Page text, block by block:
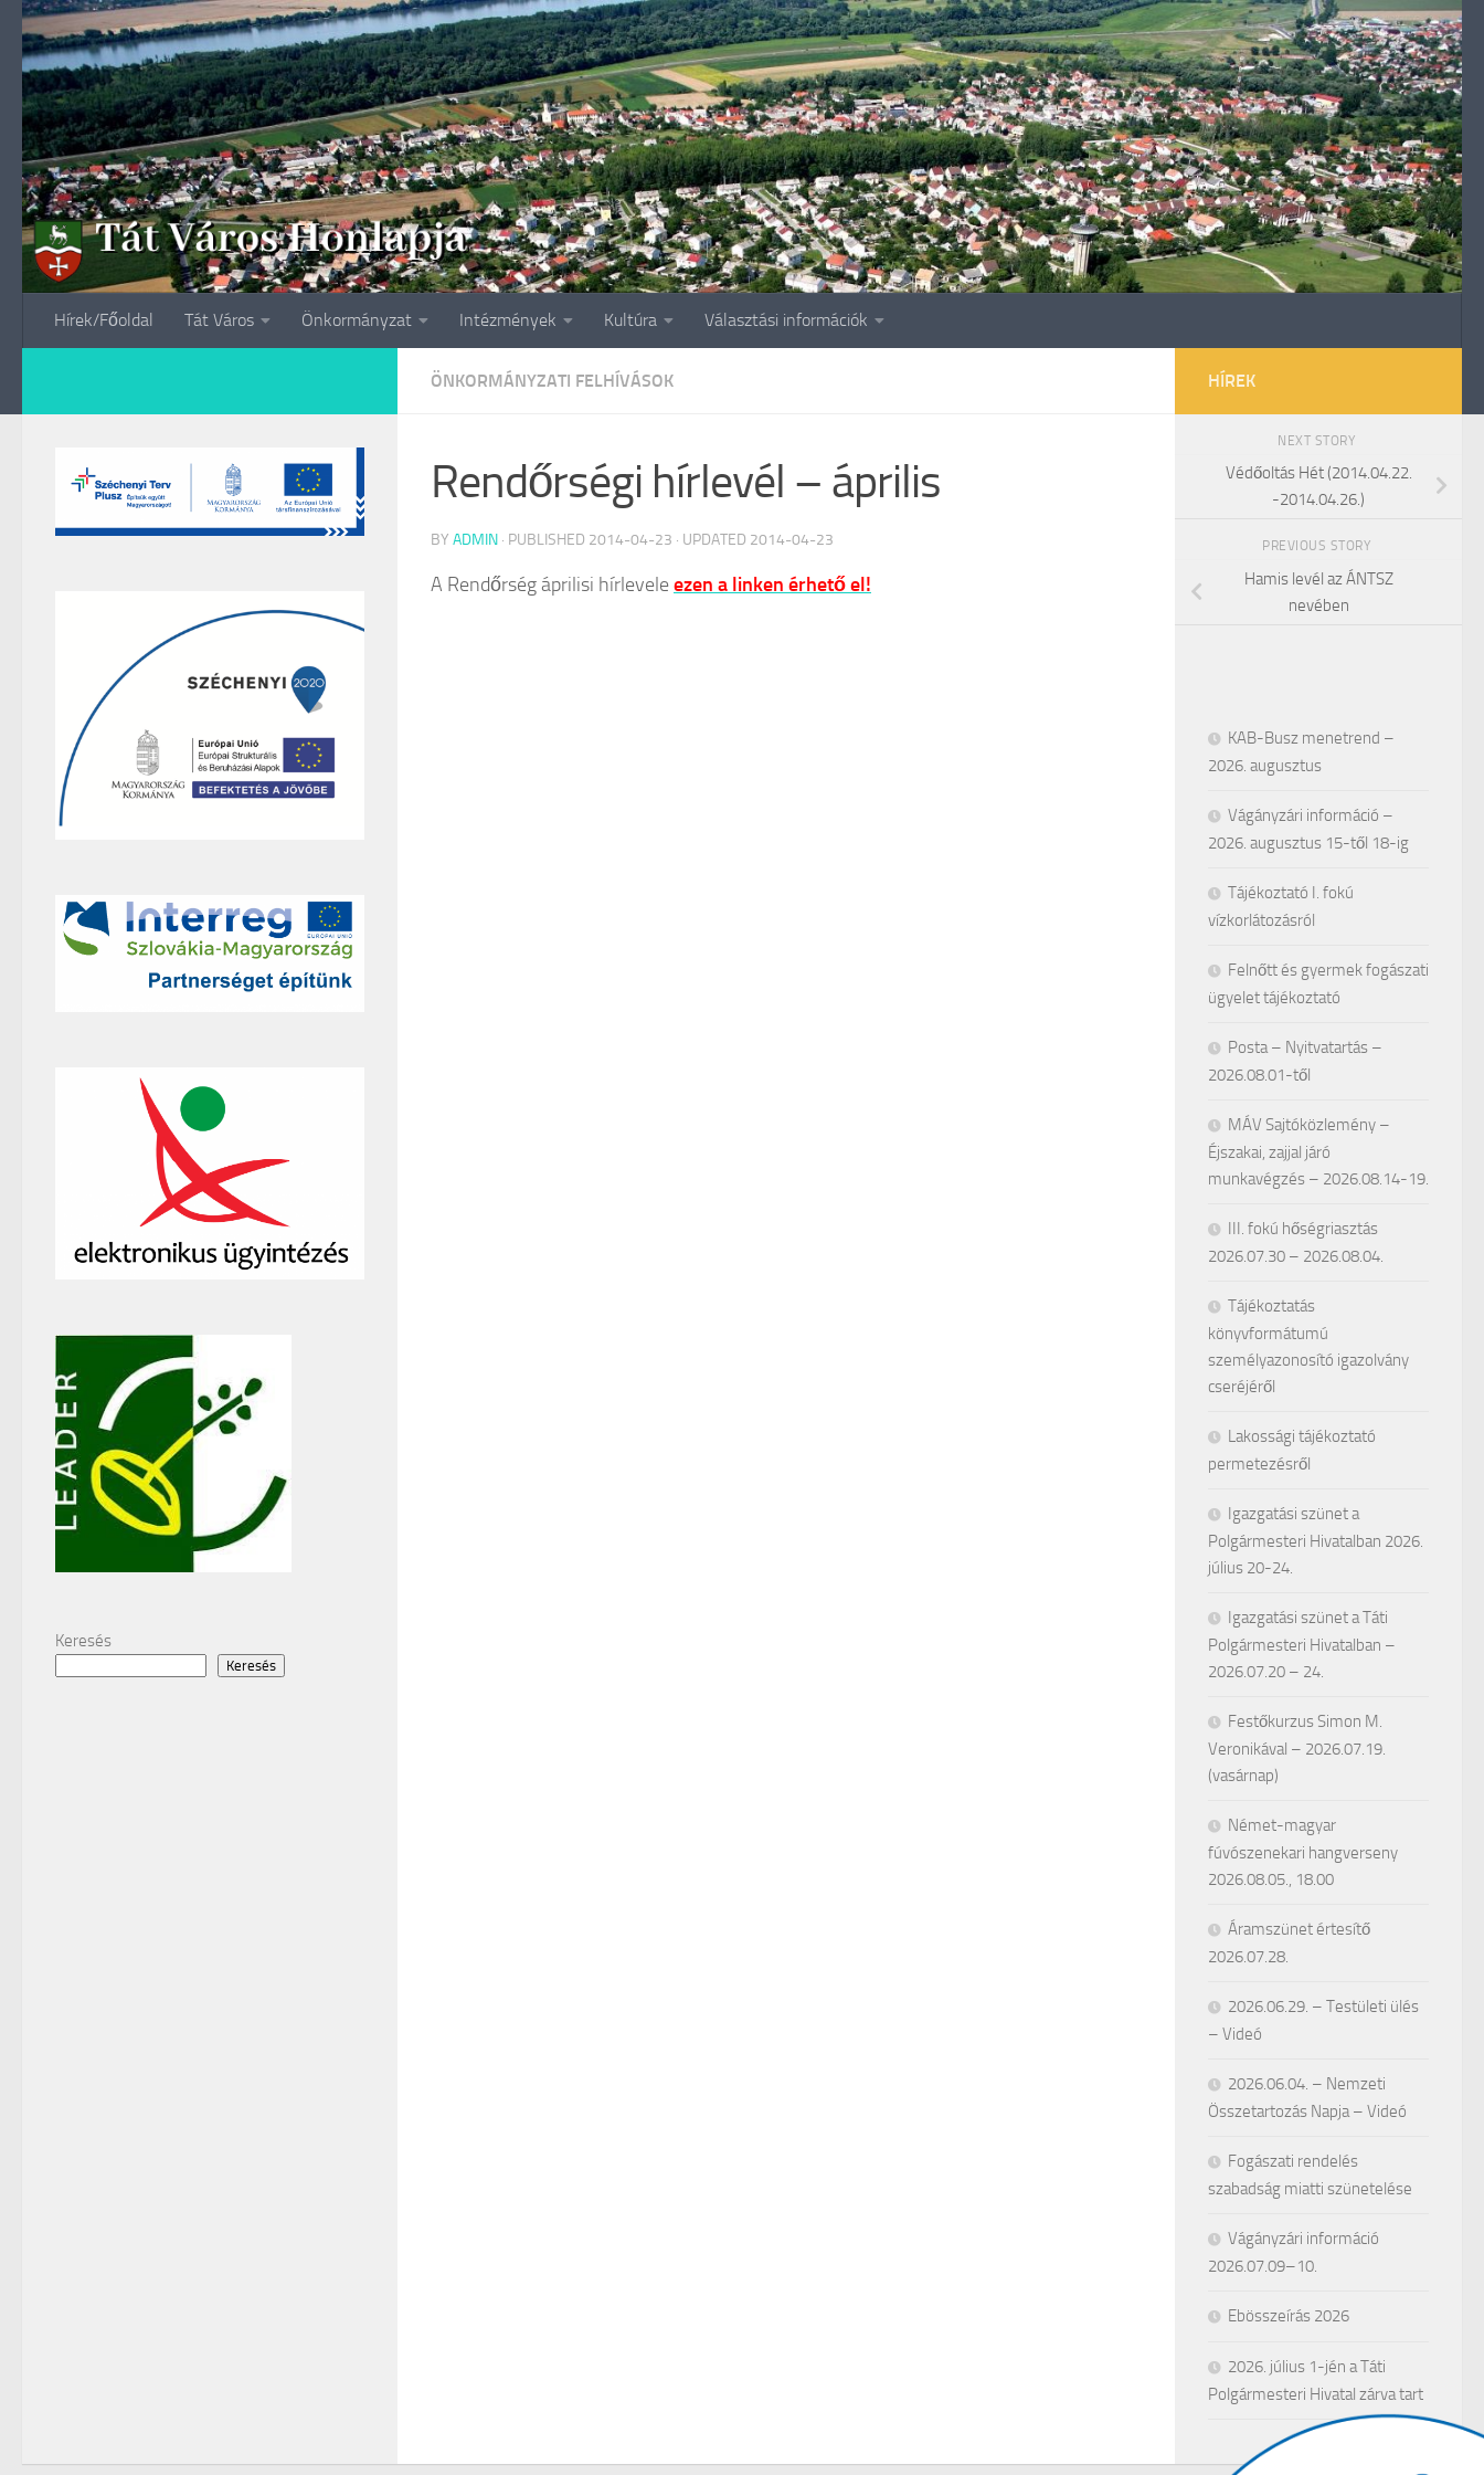
Skip to content
Hírek/Főoldal Tát Város Önkormányzat Intézmények Kultúra Választási információk
ÖNKORMÁNYZATI FELHÍVÁSOK
Rendőrségi hírlevél – április
BY ADMIN · PUBLISHED 2014-04-23 · UPDATED 2014-04-23
A Rendőrség áprilisi hírleveleezen a linken érhető el!
Keresés
Keresés
HÍREK
NEXT STORY
Védőoltás Hét (2014.04.22.
-2014.04.26.)
PREVIOUS STORY
Hamis levél az ÁNTSZ
nevében
KAB-Busz menetrend –
2026. augusztus
Vágányzári információ –
2026. augusztus 15-től 18-ig
Tájékoztató I. fokú
vízkorlátozásról
Felnőtt és gyermek fogászati
ügyelet tájékoztató
Posta – Nyitvatartás –
2026.08.01-től
MÁV Sajtóközlemény –
Éjszakai, zajjal járó
munkavégzés – 2026.08.14-19.
III. fokú hőségriasztás
2026.07.30 – 2026.08.04.
Tájékoztatás
könyvformátumú
személyazonosító igazolvány
cseréjéről
Lakossági tájékoztató
permetezésről
Igazgatási szünet a
Polgármesteri Hivatalban 2026.
július 20-24.
Igazgatási szünet a Táti
Polgármesteri Hivatalban –
2026.07.20 – 24.
Festőkurzus Simon M.
Veronikával – 2026.07.19.
(vasárnap)
Német-magyar
fúvószenekari hangverseny
2026.08.05., 18.00
Áramszünet értesítő
2026.07.28.
2026.06.29. – Testületi ülés
– Videó
2026.06.04. – Nemzeti
Összetartozás Napja – Videó
Fogászati rendelés
szabadság miatti szünetelése
Vágányzári információ
2026.07.09–10.
Ebösszeírás 2026
2026. július 1-jén a Táti
Polgármesteri Hivatal zárva tart